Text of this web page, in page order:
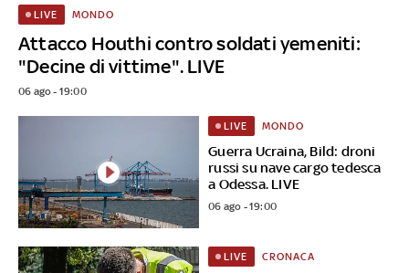
Attacco Houthi contro soldati yemeniti:
"Decine di vittime". LIVE
LIVE MONDO
06 ago - 19:00
Guerra Ucraina, Bild: droni
russi su nave cargo tedesca
a Odessa. LIVE
LIVE MONDO
06 ago - 19:00
LIVE CRONACA